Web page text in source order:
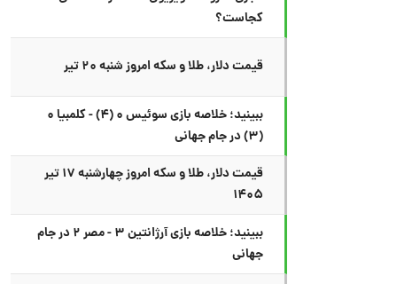
کجاست؟
قیمت دلار، طلا و سکه امروز شنبه ۲۰ تیر
ببینید؛ خلاصه بازی سوئیس ۰ (۴) - کلمبیا ۰
(۳) در جام جهانی
قیمت دلار، طلا و سکه امروز چهارشنبه ۱۷ تیر
۱۴۰۵
ببینید؛ خلاصه بازی آرژانتین ۳ - مصر ۲ در جام
جهانی